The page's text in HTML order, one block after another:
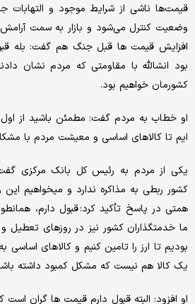
قیمت‌ها ناشی از شرایط موجود و التهابات
وضعیت کنترل می‌شود و بازار به سمت آرامش
افزایش قیمت ها قبل جنگ هم گفت: بله
بود انشالله با مقاومتی که مردم نشان
کشورمان خواهیم بود.
او خطاب به مردم گفت: مطمئن باشید از
ایم تا کالاهای اساسی و معیشت مردم با
یکی از مردم به رئیس کل بانک مرکزی
کشور ربطی به مذاکره ندارد و میخواهیم
همتی در پاسخ تأکید کرد: قبول دارم،
ما خدمتگذاران کشور نیز در روزهای
بودیم تا ارز را تامین کنیم و کالاهای اساسی
یک کالا هم نیست که مشکل کمبود داشته
او افزود: البته قبول دارم قیمت ها گران